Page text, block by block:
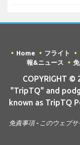
Home フライト
報&ニュース
COPYRIGHT
"TripTQ" and
known as TripTQ
免責事項 - このウェブ